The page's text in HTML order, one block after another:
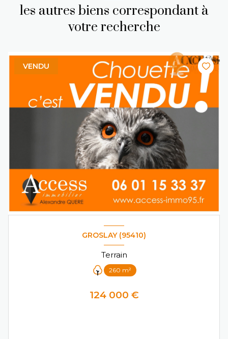
les autres biens correspondant à
votre recherche
VENDU
GROSLAY (95410)
Terrain
260 m²
124 000 €